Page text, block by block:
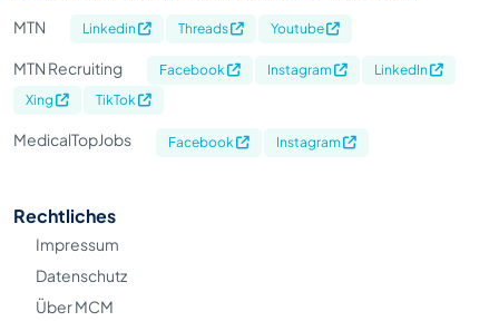
MTN Linkedin Threads Youtube
MTN Recruiting Facebook Instagram
LinkedIn
Xing
TikTok
MedicalTopJobs Facebook Instagram
Rechtliches
Impressum
Datenschutz
Über MCM